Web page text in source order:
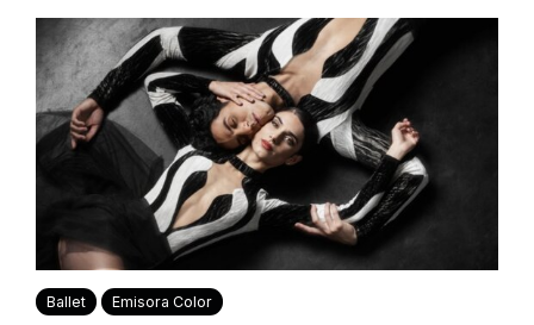
Ballet Emisora Color